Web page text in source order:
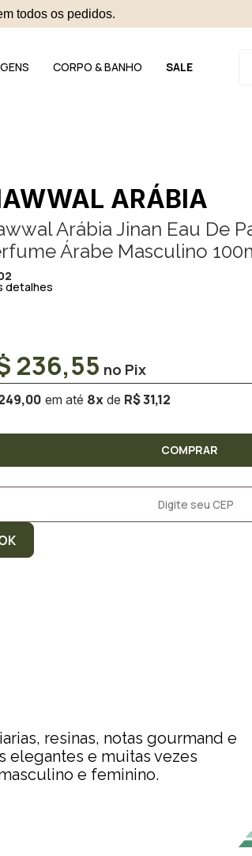
todos os pedidos.
CORPO & BANHO SALE
ARÁBIA
Arábia Jinan Eau De
Árabe Masculino
detalhes
8x R$ 31,12
236,55
COMPRAR
resinas, notas gourmand e
elegantes e muitas vezes
e feminino.